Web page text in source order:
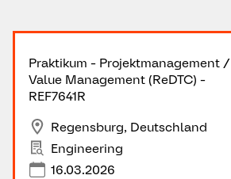
Praktikum - Projektmanagement /
Value Management (ReDTC) -
REF7641R
Regensburg, Deutschland
Engineering
16.03.2026